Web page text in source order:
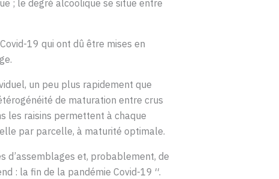
; le degré alcoolique se situe entre
19 qui ont dû être mises en
un peu plus rapidement que
de maturation entre crus
les raisins permettent à chaque
par parcelle, à maturité optimale.
d’assemblages et, probablement, de
: la fin de la pandémie Covid-19 ′′.